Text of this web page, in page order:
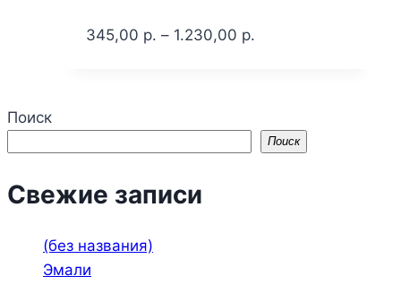
345,00 р. – 1.230,00 р.
Поиск
Поиск
Свежие записи
(без названия)
Эмали